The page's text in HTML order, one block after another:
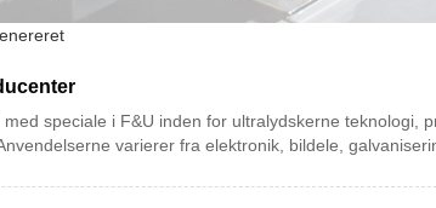
speciale i F&U inden for ultralydskerne
varierer fra elektronik, bildele,